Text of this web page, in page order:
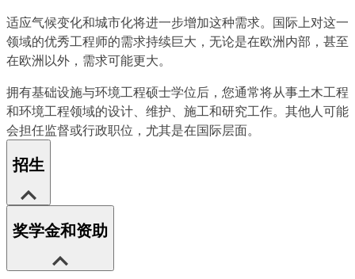
适应气候变化和城市化将进一步增加这种需求。国际上对这一
领域的优秀工程师的需求持续巨大，无论是在欧洲内部，甚至
在欧洲以外，需求可能更大。
拥有基础设施与环境工程硕士学位后，您通常将从事土木工程
和环境工程领域的设计、维护、施工和研究工作。其他人可能
会担任监督或行政职位，尤其是在国际层面。
招生
奖学金和资助